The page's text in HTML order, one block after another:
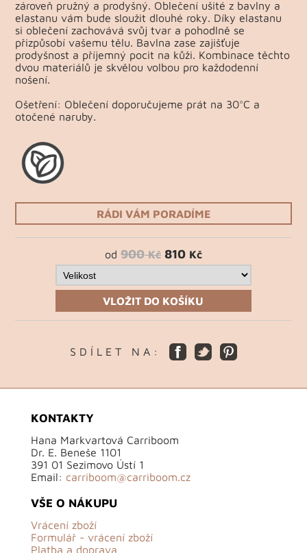
zároveň pružný a prodyšný. Oblečení ušité z bavlny a
elastanu vám bude sloužit dlouhé roky. Díky elastanu
si oblečení zachovává svůj tvar a pohodlně se
přizpůsobí vašemu tělu. Bavlna zase zajišťuje
prodyšnost a příjemný pocit na kůži. Kombinace těchto
dvou materiálů je skvělou volbou pro každodenní
nošení.
Ošetření: Oblečení doporučujeme prát na 30°C a
otočené naruby.
RÁDI VÁM PORADÍME
od 900 Kč 810 Kč
VLOŽIT DO KOŠÍKU
S D Í L E T N A :
KONTAKTY
Hana Markvartová Carriboom
Dr. E. Beneše 1101
391 01 Sezimovo Ústí 1
Email: carriboom@carriboom.cz
VŠE O NÁKUPU
Vrácení zboží
Formulář - vrácení zboží
Platba a doprava